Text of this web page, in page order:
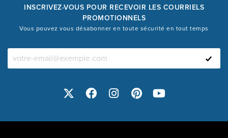
INSCRIVEZ-VOUS POUR RECEVOIR LES COURRIELS
PROMOTIONNELS
Vous pouvez vous désabonner en toute sécurité en tout temps